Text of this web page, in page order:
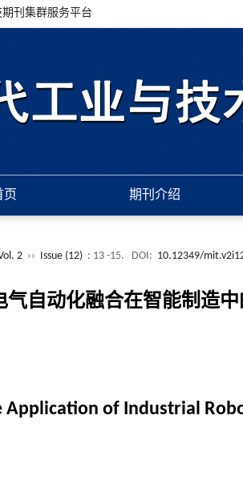
刊集群服务平台
页 期刊介绍
2 ›› Issue (12) : 13 -15. DOI: 10.12349/
气自动化融合在智能制造
Application of Industrial